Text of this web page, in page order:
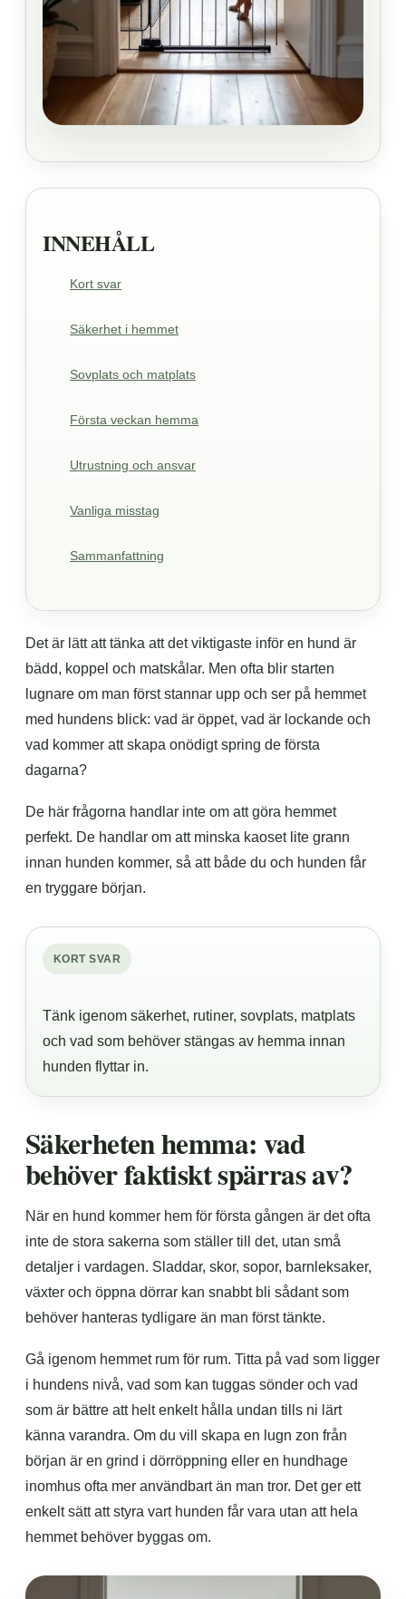
INNEHÅLL
Kort svar
Säkerhet i hemmet
Sovplats och matplats
Första veckan hemma
Utrustning och ansvar
Vanliga misstag
Sammanfattning
Det är lätt att tänka att det viktigaste inför en hund är
bädd, koppel och matskålar. Men ofta blir starten
lugnare om man först stannar upp och ser på hemmet
med hundens blick: vad är öppet, vad är lockande och
vad kommer att skapa onödigt spring de första
dagarna?
De här frågorna handlar inte om att göra hemmet
perfekt. De handlar om att minska kaoset lite grann
innan hunden kommer, så att både du och hunden får
en tryggare början.
KORT SVAR
Tänk igenom säkerhet, rutiner, sovplats, matplats
och vad som behöver stängas av hemma innan
hunden flyttar in.
Säkerheten hemma: vad
behöver faktiskt spärras av?
När en hund kommer hem för första gången är det ofta
inte de stora sakerna som ställer till det, utan små
detaljer i vardagen. Sladdar, skor, sopor, barnleksaker,
växter och öppna dörrar kan snabbt bli sådant som
behöver hanteras tydligare än man först tänkte.
Gå igenom hemmet rum för rum. Titta på vad som ligger
i hundens nivå, vad som kan tuggas sönder och vad
som är bättre att helt enkelt hålla undan tills ni lärt
känna varandra. Om du vill skapa en lugn zon från
början är en grind i dörröppning eller en hundhage
inomhus ofta mer användbart än man tror. Det ger ett
enkelt sätt att styra vart hunden får vara utan att hela
hemmet behöver byggas om.